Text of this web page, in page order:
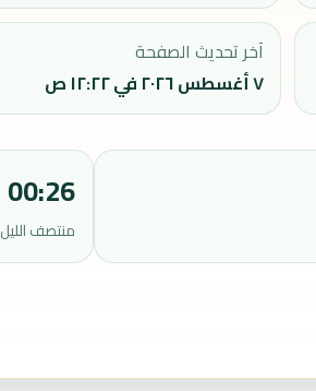
آخر تحديث الصفحة
٧ أغسطس ٢٠٢٦ في ١٢:٢٢ ص
00:26
منتصف الليل